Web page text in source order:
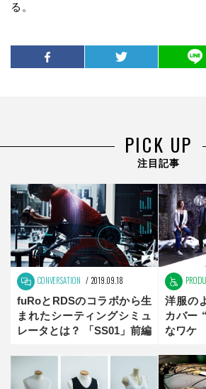
る。
PICK UP
注目記事
CONVERSATION 2019.09.18
fuRoとRDSのコラボから生
まれたシーティングシミュ
レータとは？ 「SS01」前編
洋服の
カバー
なワケ